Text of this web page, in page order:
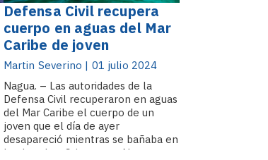
Defensa Civil recupera
cuerpo en aguas del Mar
Caribe de joven
reportado como
desaparecido
Martin Severino | 01 julio 2024
Nagua. – Las autoridades de la
Defensa Civil recuperaron en aguas
del Mar Caribe el cuerpo de un
joven que el día de ayer
desapareció mientras se bañaba en
la playa Los Gringos, en Nagua, en